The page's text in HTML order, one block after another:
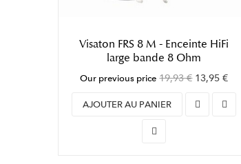
Visaton FRS 8 M - Enceinte HiFi
large bande 8 Ohm
Our previous price 19,93 € 13,95 €
AJOUTER AU PANIER